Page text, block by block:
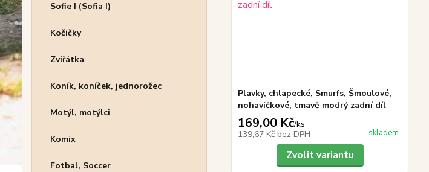
Sofie I (Sofia I)
Kočičky
Zvířátka
Koník, koníček, jednorožec
Motýl, motýlci
Komix
Fotbal, Soccer
Plavky, chlapecké, Smurfs, Šmoulové,
nohavičkové, tmavě modrý zadní díl
169,00 Kč/ks
139,67 Kč bez DPH skladem
Zvolit variantu